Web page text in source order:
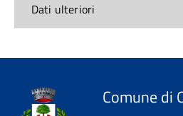
Dati ulteriori
Comune di